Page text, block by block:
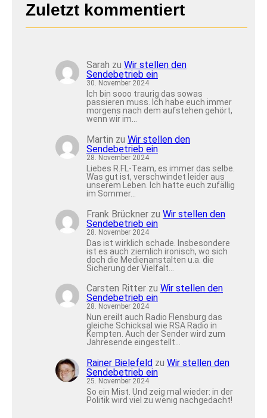
Zuletzt kommentiert
Sarah zu Wir stellen den
Sendebetrieb ein
30. November 2024
Ich bin sooo traurig das sowas
passieren muss. Ich habe euch immer
morgens nach dem aufstehen gehört,
wenn wir im…
Martin zu Wir stellen den
Sendebetrieb ein
28. November 2024
Liebes R.FL-Team, es immer das selbe.
Was gut ist, verschwindet leider aus
unserem Leben. Ich hatte euch zufällig
im Sommer…
Frank Brückner zu Wir stellen den
Sendebetrieb ein
28. November 2024
Das ist wirklich schade. Insbesondere
ist es auch ziemlich ironisch, wo sich
doch die Medienanstalten u.a. die
Sicherung der Vielfalt…
Carsten Ritter zu Wir stellen den
Sendebetrieb ein
28. November 2024
Nun ereilt auch Radio Flensburg das
gleiche Schicksal wie RSA Radio in
Kempten. Auch der Sender wird zum
Jahresende eingestellt…
Rainer Bielefeld zu Wir stellen den
Sendebetrieb ein
25. November 2024
So ein Mist. Und zeig mal wieder: in der
Politik wird viel zu wenig nachgedacht!